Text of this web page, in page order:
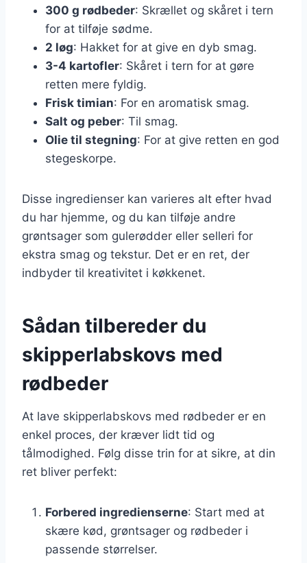
300 g rødbeder: Skrællet og skåret i tern
for at tilføje sødme.
2 løg: Hakket for at give en dyb smag.
3-4 kartofler: Skåret i tern for at gøre
retten mere fyldig.
Frisk timian: For en aromatisk smag.
Salt og peber: Til smag.
Olie til stegning: For at give retten en god
stegeskorpe.
Disse ingredienser kan varieres alt efter hvad
du har hjemme, og du kan tilføje andre
grøntsager som gulerødder eller selleri for
ekstra smag og tekstur. Det er en ret, der
indbyder til kreativitet i køkkenet.
Sådan tilbereder du
skipperlabskovs med
rødbeder
At lave skipperlabskovs med rødbeder er en
enkel proces, der kræver lidt tid og
tålmodighed. Følg disse trin for at sikre, at din
ret bliver perfekt:
Forbered ingredienserne: Start med at
skære kød, grøntsager og rødbeder i
passende størrelser.